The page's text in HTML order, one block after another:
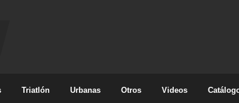
Triatlón Urbanas Otros Videos